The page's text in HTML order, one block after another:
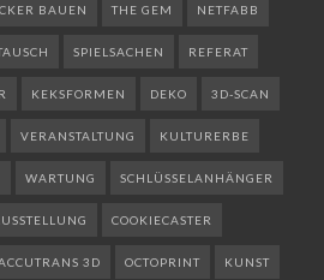
BAUEN THE GEM NETFABB
SPIELSACHEN REFERAT
KEKSFORMEN DEKO 3D-SCAN
VERANSTALTUNG KULTURERBE
WARTUNG SCHLÜSSELANHÄNGER
COOKIECASTER
3D OCTOPRINT KUNST